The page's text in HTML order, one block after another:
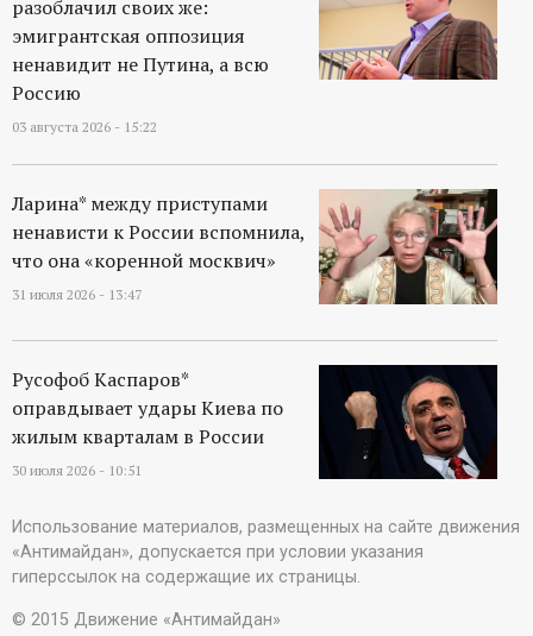
разоблачил своих же:
эмигрантская оппозиция
ненавидит не Путина, а всю
Россию
03 августа 2026 - 15:22
Ларина* между приступами
ненависти к России вспомнила,
что она «коренной москвич»
31 июля 2026 - 13:47
Русофоб Каспаров*
оправдывает удары Киева по
жилым кварталам в России
30 июля 2026 - 10:51
Использование материалов, размещенных на сайте движения
«Антимайдан», допускается при условии указания
гиперссылок на содержащие их страницы.
© 2015 Движение «Антимайдан»